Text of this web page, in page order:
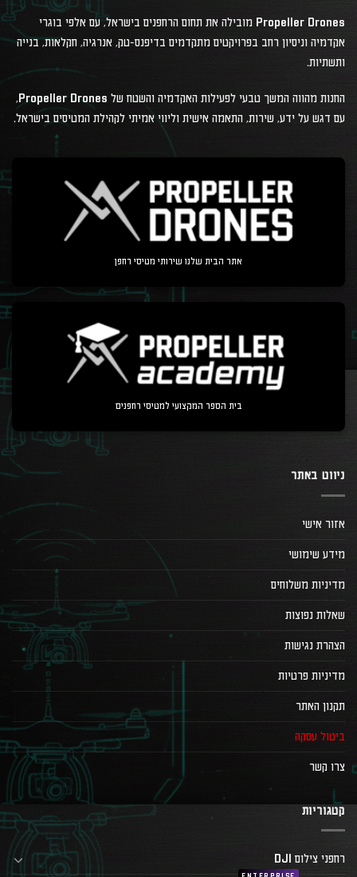
Propeller Drones מובילה את תחום הרחפנים בישראל, עם אלפי בוגרי
אקדמיה וניסיון רחב בפרויקטים מתקדמים בדיפנס-טק, אנרגיה, חקלאות, בנייה
ותשתיות.
החנות מהווה המשך טבעי לפעילות האקדמיה והשטח של Propeller Drones,
עם דגש על ידע, שירות, התאמה אישית וליווי אמיתי לקהילת המטיסים בישראל.
אתר הבית שלנו שירותי מטיסי רחפן
בית הספר המקצועי למטיסי רחפנים
ניווט באתר
אזור אישי
מידע שימושי
מדיניות משלוחים
שאלות נפוצות
הצהרת נגישות
מדיניות פרטיות
תקנון האתר
ביטול עסקה
צרו קשר
קטגוריות
רחפני צילום DJI